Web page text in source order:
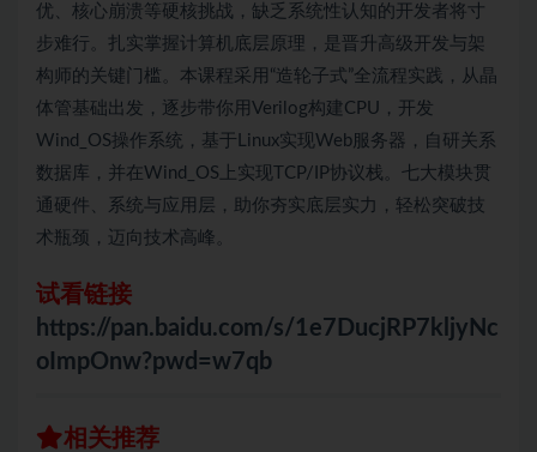
优、核心崩溃等硬核挑战，缺乏系统性认知的开发者将寸
步难行。扎实掌握计算机底层原理，是晋升高级开发与架
构师的关键门槛。本课程采用“造轮子式”全流程实践，从晶
体管基础出发，逐步带你用Verilog构建CPU，开发
Wind_OS操作系统，基于Linux实现Web服务器，自研关系
数据库，并在Wind_OS上实现TCP/IP协议栈。七大模块贯
通硬件、系统与应用层，助你夯实底层实力，轻松突破技
术瓶颈，迈向技术高峰。
试看链接
https://pan.baidu.com/s/1e7DucjRP7kljyNc
oImpOnw?pwd=w7qb
相关推荐